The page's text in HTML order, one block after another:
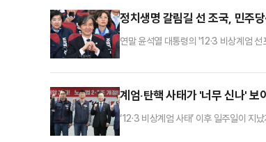
정치생명 갈림길 선 조국, 민주
연말 윤석열 대통령의 '12·3 비상계엄
향후 정국 재편 시나리오의 분수령이 될
계엄‧탄핵 사태가 '너무 신나'
‘12·3 비상계엄 사태’ 이후 일주일이 지